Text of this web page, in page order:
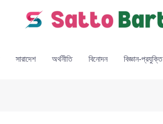
সারাদেশ অর্থনীতি বিনোদন বিজ্ঞান-প্রযুক্তি